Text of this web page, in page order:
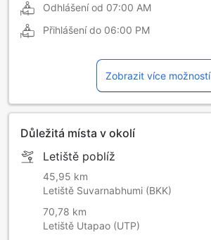
Odhlášení od 07:00 AM
Přihlášení do 06:00 PM
Zobrazit více možností
Důležitá místa v okolí
Letiště poblíž
45,95 km
Letiště Suvarnabhumi (BKK)
70,78 km
Letiště Utapao (UTP)